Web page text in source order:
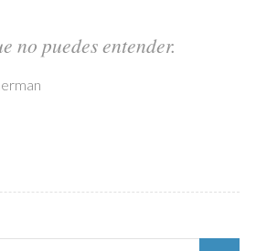
no puedes entender.